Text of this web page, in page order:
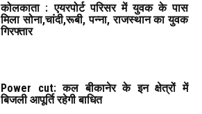
कोलकाता : एयरपोर्ट परिसर में युवक के पास
मिला सोना,चांदी,रूबी, पन्ना, राजस्थान का युवक
गिरफ्तार
Power cut: कल बीकानेर के इन क्षेत्रों में
बिजली आपूर्ति रहेगी बाधित